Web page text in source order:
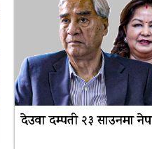
देउवा दम्पती २३ साउनमा